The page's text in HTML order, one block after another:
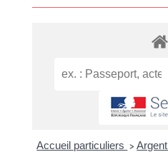
Accueil particuliers > Argent